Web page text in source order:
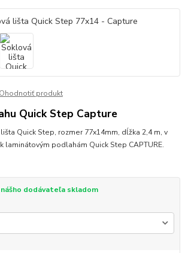
Ohodnotiť produkt
Quick Step Capture
Quick Step, rozmer 77x14mm, dĺžka 2,4 m, v
laminátovým podlahám Quick Step CAPTURE.
nášho dodávateľa skladom